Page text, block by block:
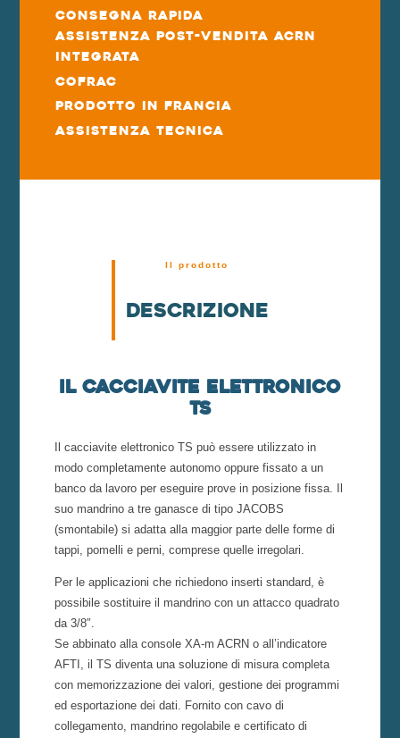
Consegna rapida
Assistenza post-vendita ACRN
integrata
COFRAC
Prodotto in Francia
Assistenza tecnica
Il prodotto
Descrizione
Il cacciavite elettronico
TS
Il cacciavite elettronico TS può essere utilizzato in
modo completamente autonomo oppure fissato a un
banco da lavoro per eseguire prove in posizione fissa. Il
suo mandrino a tre ganasce di tipo JACOBS
(smontabile) si adatta alla maggior parte delle forme di
tappi, pomelli e perni, comprese quelle irregolari.
Per le applicazioni che richiedono inserti standard, è
possibile sostituire il mandrino con un attacco quadrato
da 3/8″.
Se abbinato alla console XA-m ACRN o all’indicatore
AFTI, il TS diventa una soluzione di misura completa
con memorizzazione dei valori, gestione dei programmi
ed esportazione dei dati. Fornito con cavo di
collegamento, mandrino regolabile e certificato di